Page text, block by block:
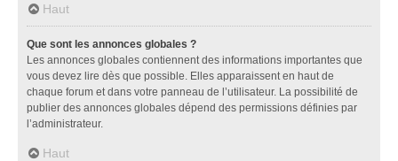
Haut
Que sont les annonces globales ?
Les annonces globales contiennent des informations importantes que
vous devez lire dès que possible. Elles apparaissent en haut de
chaque forum et dans votre panneau de l’utilisateur. La possibilité de
publier des annonces globales dépend des permissions définies par
l’administrateur.
Haut